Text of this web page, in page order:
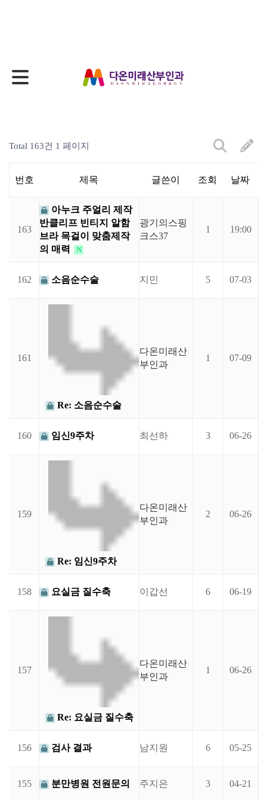
1:1 의료상담
Total 163건 1 페이지
번호 제목 글쓴이 조회 날짜
163
아누크 주얼리 제작
반클리프 빈티지 알함
브라 목걸이 맞춤제작
의 매력
N
광기의스핑
크스37
1 19:00
162 소음순수술 지민 5 07-03
161
Re: 소음순수술
다온미래산
부인과
1 07-09
160 임신9주차 최선하 3 06-26
159
Re: 임신9주차
다온미래산
부인과
2 06-26
158 요실금 질수축 이갑선 6 06-19
157
Re: 요실금 질수축
다온미래산
부인과
1 06-26
156 검사 결과 남지원 6 05-25
155 분만병원 전원문의 주지은 3 04-21